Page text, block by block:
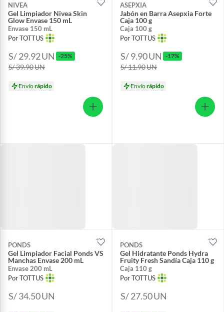
NIVEA
Gel Limpiador Nivea Skin
Glow Envase 150 mL
Envase 150 mL
Por TOTTUS
S/ 29.92UN -25%
S/ 39.90UN
Envíorápido
ASEPXIA
Jabón en Barra Asepxia Forte
Caja 100 g
Caja 100 g
Por TOTTUS
S/ 9.90UN -17%
S/ 11.90UN
Envíorápido
PONDS
Gel Limpiador Facial Ponds VS
Manchas Envase 200 mL
Envase 200 mL
Por TOTTUS
S/ 34.50UN
PONDS
Gel Hidratante Ponds Hydra
Fruity Fresh Sandía Caja 110 g
Caja 110 g
Por TOTTUS
S/ 27.50UN